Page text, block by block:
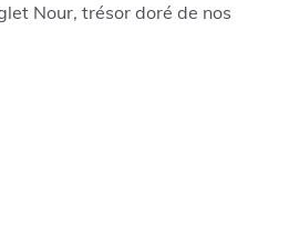
Nour, trésor doré de nos